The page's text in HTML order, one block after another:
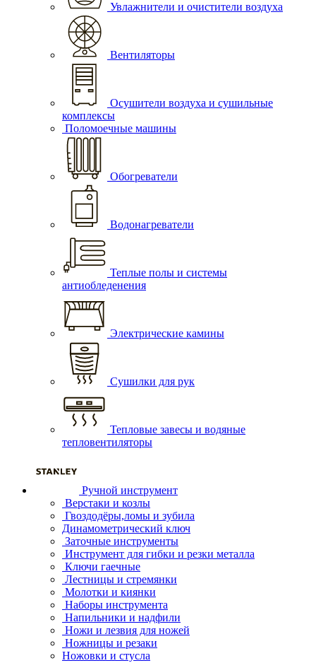
Увлажнители и очистители воздуха
Вентиляторы
Осушители воздуха и сушильные
комплексы
Поломоечные машины
Обогреватели
Водонагреватели
Теплые полы и системы
антиобледенения
Электрические камины
Сушилки для рук
Тепловые завесы и водяные
тепловентиляторы
Ручной инструмент
Верстаки и козлы
Гвоздодёры,ломы и зубила
Динамометрический ключ
Заточные инструменты
Инструмент для гибки и резки металла
Ключи гаечные
Лестницы и стремянки
Молотки и киянки
Наборы инструмента
Напильники и надфили
Ножи и лезвия для ножей
Ножницы и резаки
Ножовки и стусла